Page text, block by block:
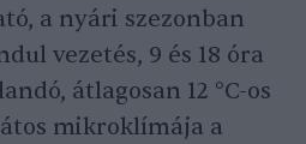
a nyári szezonban
vezetés, 9 és 18 óra
átlagosan 12 °C-os
mikroklímája a